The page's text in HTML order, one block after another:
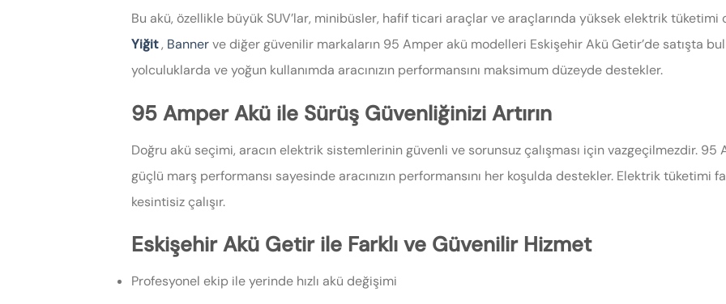
Bu akü, özellikle büyük SUV’lar, minibüsler, hafif ticari araçlar ve araçlarında yüksek elektrik
Yiğit, Bannerve diğer güvenilir markaların 95 Amper akü modelleri Eskişehir Akü Getir’de satışta
yolculuklarda ve yoğun kullanımda aracınızın performansını maksimum düzeyde destekler.
95 Amper Akü ile Sürüş Güvenliğinizi Artırın
Doğru akü seçimi, aracın elektrik sistemlerinin güvenli ve sorunsuz çalışması için vazgeçilmezdir.
güçlü marş performansı sayesinde aracınızın performansını her koşulda destekler. Elektrik tüketimi
kesintisiz çalışır.
Eskişehir Akü Getir ile Farklı ve Güvenilir Hizmet
Profesyonel ekip ile yerinde hızlı akü değişimi